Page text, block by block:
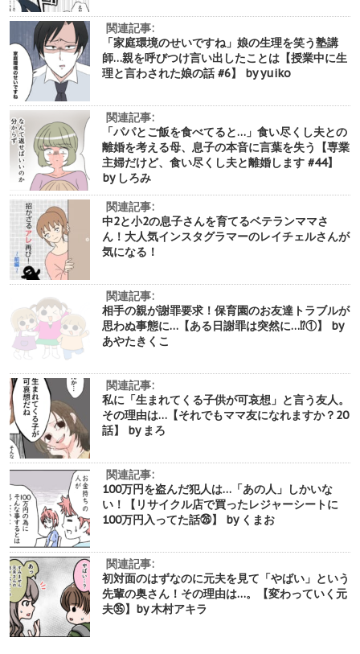
関連記事:
「家庭環境のせいですね」娘の生理を笑う塾講
師…親を呼びつけ言い出したことは【授業中に生
理と言わされた娘の話 #6】 by yuiko
関連記事:
「パパとご飯を食べてると…」食い尽くし夫との
離婚を考える母、息子の本音に言葉を失う【専業
主婦だけど、食い尽くし夫と離婚します #44】
by しろみ
関連記事:
中2と小2の息子さんを育てるベテランママさ
ん！大人気インスタグラマーのレイチェルさんが
気になる！
関連記事:
相手の親が謝罪要求！保育園のお友達トラブルが
思わぬ事態に…【ある日謝罪は突然に…⁉︎①】 by
あやたきくこ
関連記事:
私に「生まれてくる子供が可哀想」と言う友人。
その理由は…【それでもママ友になれますか？20
話】 by まろ
関連記事:
100万円を盗んだ犯人は…「あの人」しかいな
い！【リサイクル店で買ったレジャーシートに
100万円入ってた話㉖】 by くまお
関連記事:
初対面のはずなのに元夫を見て「やばい」という
先輩の奥さん！その理由は…。【変わっていく元
夫㉟】by 木村アキラ